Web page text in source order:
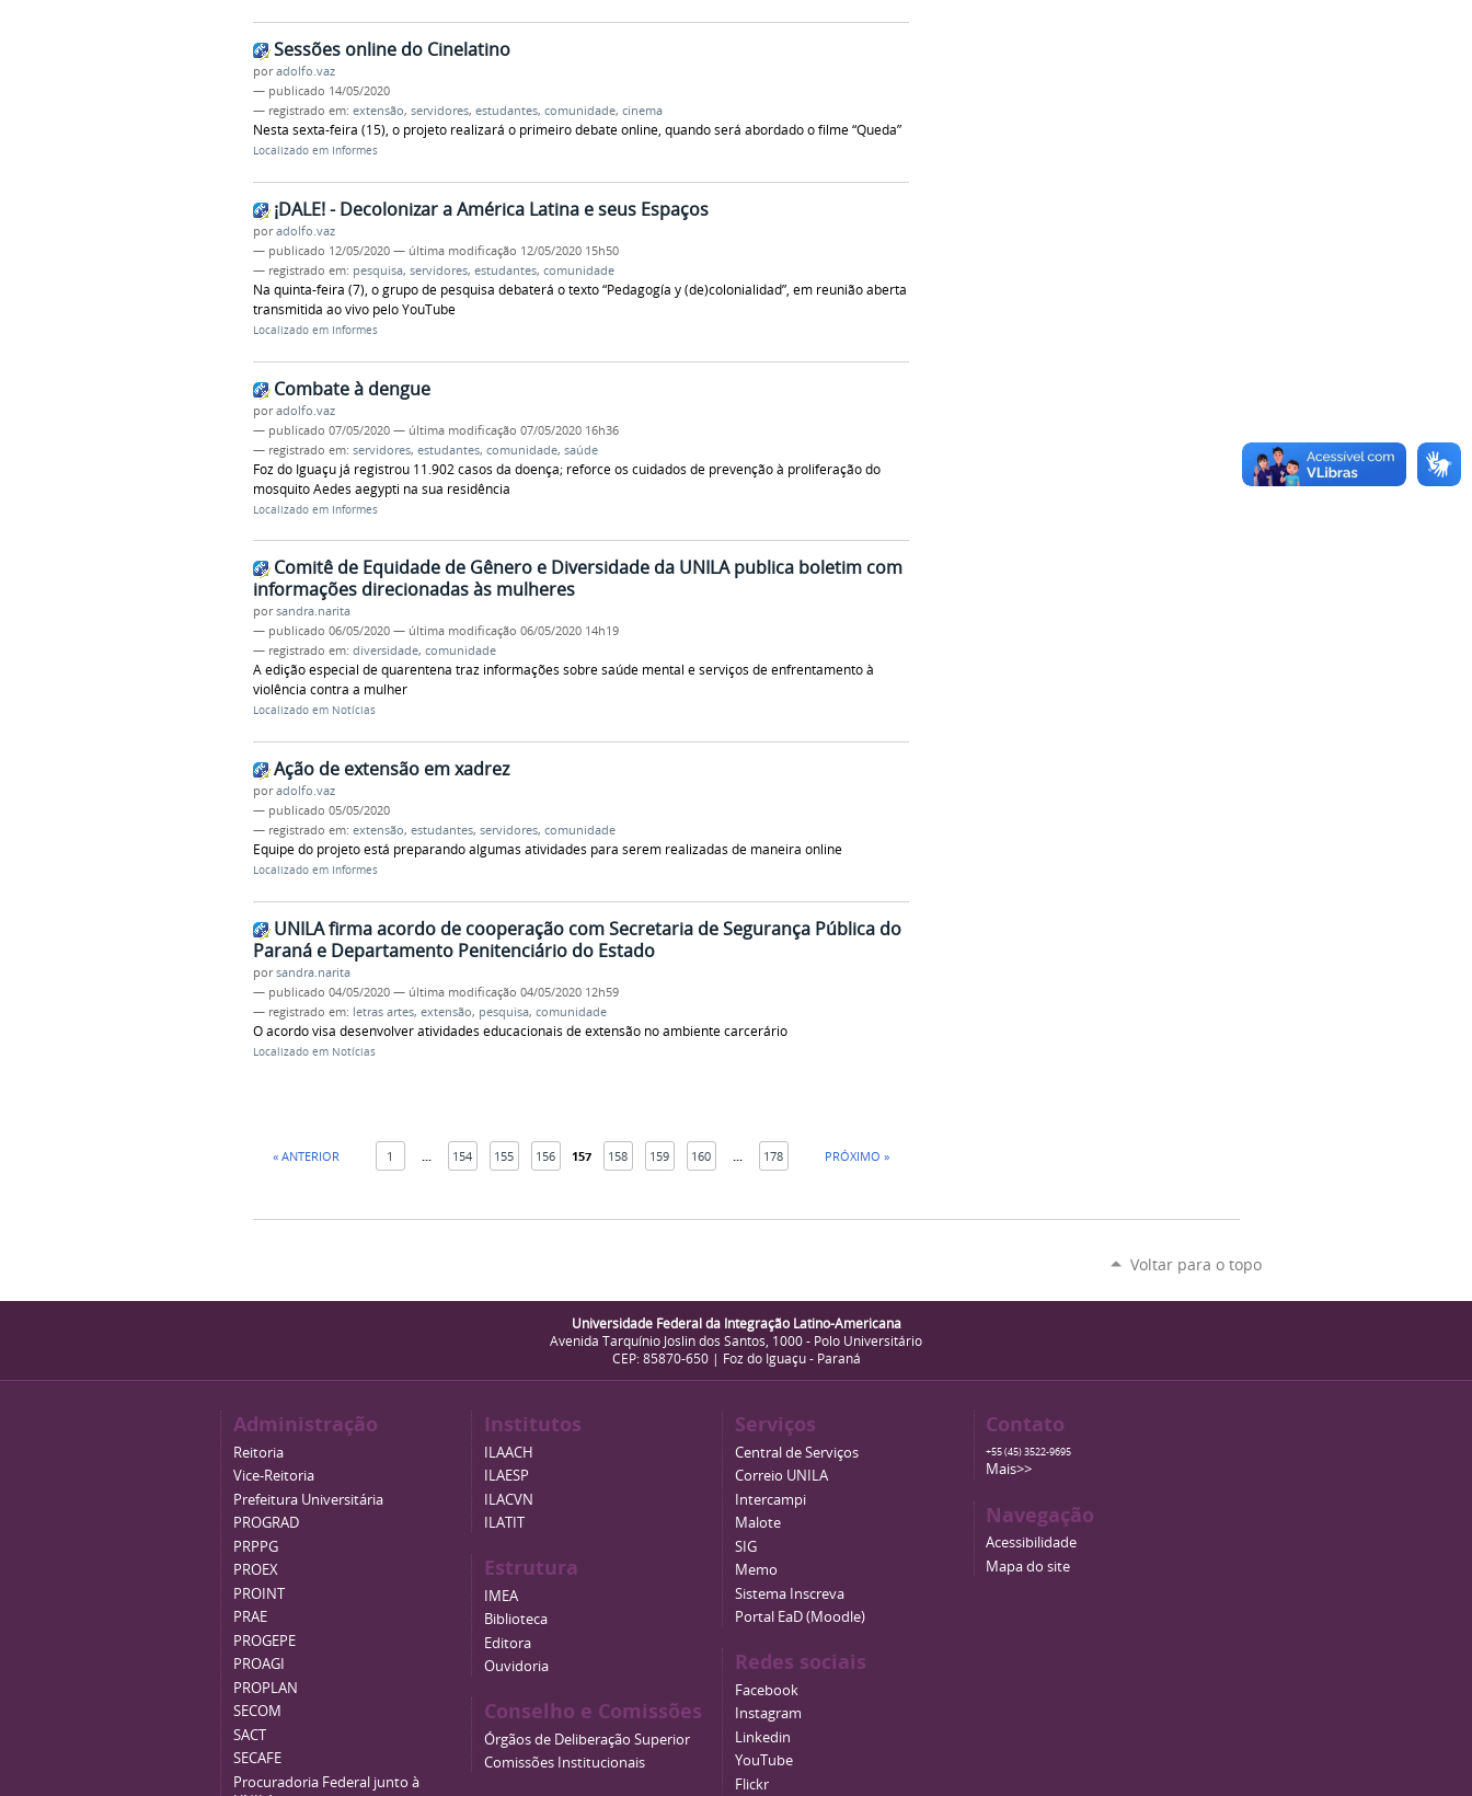
Sessões online do Cinelatino
poradolfo.vaz
— publicado 14/05/2020
— registrado em: extensão, servidores, estudantes, comunidade, cinema
Nesta sexta-feira (15), o projeto realizará o primeiro debate online, quando será abordado o filme “Queda”
Localizado em Informes
¡DALE! - Decolonizar a América Latina e seus Espaços
poradolfo.vaz
— publicado 12/05/2020 — última modificação 12/05/2020 15h50
— registrado em: pesquisa, servidores, estudantes, comunidade
Na quinta-feira (7), o grupo de pesquisa debaterá o texto “Pedagogía y (de)colonialidad”, em reunião aberta
transmitida ao vivo pelo YouTube
Localizado em Informes
Combate à dengue
poradolfo.vaz
— publicado 07/05/2020 — última modificação 07/05/2020 16h36
— registrado em: servidores, estudantes, comunidade, saúde
Foz do Iguaçu já registrou 11.902 casos da doença; reforce os cuidados de prevenção à proliferação do
mosquito Aedes aegypti na sua residência
Localizado em Informes
Comitê de Equidade de Gênero e Diversidade da UNILA publica boletim com
informações direcionadas às mulheres
porsandra.narita
— publicado 06/05/2020 — última modificação 06/05/2020 14h19
— registrado em: diversidade, comunidade
A edição especial de quarentena traz informações sobre saúde mental e serviços de enfrentamento à
violência contra a mulher
Localizado em Notícias
Ação de extensão em xadrez
poradolfo.vaz
— publicado 05/05/2020
— registrado em: extensão, estudantes, servidores, comunidade
Equipe do projeto está preparando algumas atividades para serem realizadas de maneira online
Localizado em Informes
UNILA firma acordo de cooperação com Secretaria de Segurança Pública do
Paraná e Departamento Penitenciário do Estado
porsandra.narita
— publicado 04/05/2020 — última modificação 04/05/2020 12h59
— registrado em: letras artes, extensão, pesquisa, comunidade
O acordo visa desenvolver atividades educacionais de extensão no ambiente carcerário
Localizado em Notícias
« ANTERIOR 1 154 155 156 157 158 159 160 178 PRÓXIMO »
Voltar para o topo
Universidade Federal da Integração Latino-Americana
Avenida Tarquínio Joslin dos Santos, 1000 - Polo Universitário
CEP: 85870-650 | Foz do Iguaçu - Paraná
Administração
Reitoria
Vice-Reitoria
Prefeitura Universitária
PROGRAD
PRPPG
PROEX
PROINT
PRAE
PROGEPE
PROAGI
PROPLAN
SECOM
SACT
SECAFE
Procuradoria Federal junto à
Institutos
ILAACH
ILAESP
ILACVN
ILATIT
Estrutura
IMEA
Biblioteca
Editora
Ouvidoria
Conselho e Comissões
Órgãos de Deliberação Superior
Comissões Institucionais
Serviços
Central de Serviços
Correio UNILA
Intercampi
Malote
SIG
Memo
Sistema Inscreva
Portal EaD (Moodle)
Redes sociais
Facebook
Instagram
Linkedin
YouTube
Flickr
Contato
+55 (45) 3522-9695
Mais>>
Navegação
Acessibilidade
Mapa do site